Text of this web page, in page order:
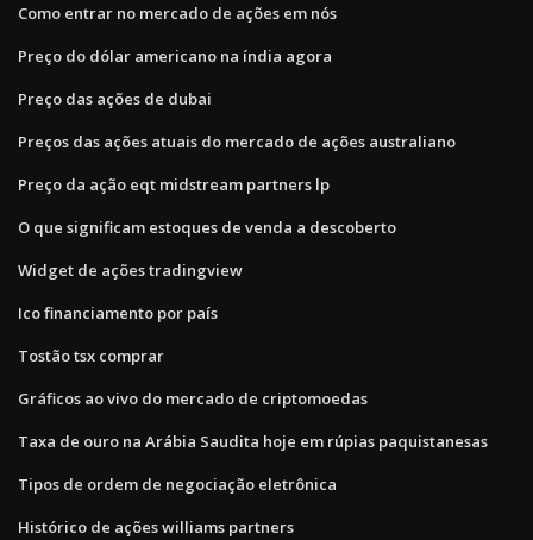
Como entrar no mercado de ações em nós
Preço do dólar americano na índia agora
Preço das ações de dubai
Preços das ações atuais do mercado de ações australiano
Preço da ação eqt midstream partners lp
O que significam estoques de venda a descoberto
Widget de ações tradingview
Ico financiamento por país
Tostão tsx comprar
Gráficos ao vivo do mercado de criptomoedas
Taxa de ouro na Arábia Saudita hoje em rúpias paquistanesas
Tipos de ordem de negociação eletrônica
Histórico de ações williams partners